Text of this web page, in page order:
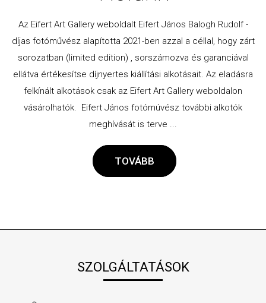
Az Eifert Art Gallery weboldalt Eifert János Balogh Rudolf -
díjas fotóművész alapította 2021-ben azzal a céllal, hogy zárt
sorozatban (limited edition) , sorszámozva és garanciával
ellátva értékesítse díjnyertes kiállítási alkotásait. Az eladásra
felkínált alkotások csak az Eifert Art Gallery weboldalon
vásárolhatók. Eifert János fotómúvész további alkotók
meghívását is terve ...
TOVÁBB
SZOLGÁLTATÁSOK